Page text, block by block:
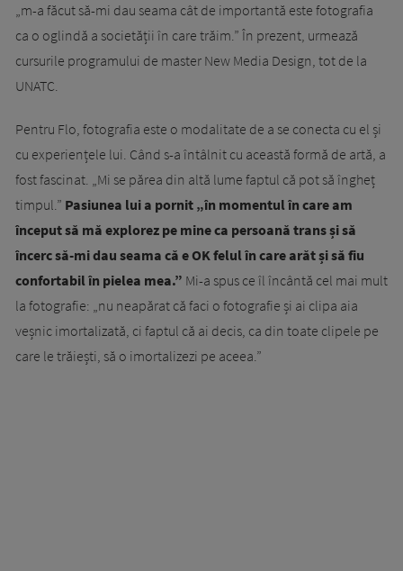
„m-a făcut să-mi dau seama cât de importantă este fotografia
ca o oglindă a societății în care trăim.” În prezent, urmează
cursurile programului de master New Media Design, tot de la
UNATC.
Pentru Flo, fotografia este o modalitate de a se conecta cu el și
cu experiențele lui. Când s-a întâlnit cu această formă de artă, a
fost fascinat. „Mi se părea din altă lume faptul că pot să îngheț
timpul.” Pasiunea lui a pornit „în momentul în care am
început să mă explorez pe mine ca persoană trans și să
încerc să-mi dau seama că e OK felul în care arăt și să fiu
confortabil în pielea mea.” Mi-a spus ce îl încântă cel mai mult
la fotografie: „nu neapărat că faci o fotografie și ai clipa aia
veșnic imortalizată, ci faptul că ai decis, ca din toate clipele pe
care le trăiești, să o imortalizezi pe aceea.”